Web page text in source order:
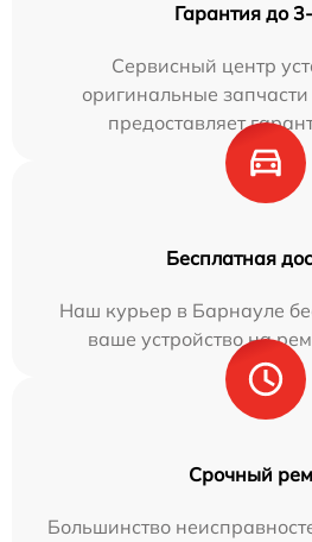
Гарантия до
Сервисный центр
оригинальные
предоставляет
Бесплатная
Наш курьер в Барнауле
ваше устройство на
Срочный
Большинство